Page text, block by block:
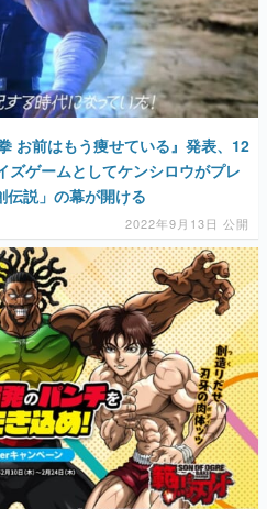
お前はもう痩せている』発表、12
ズゲームとしてケンシロウがプレ
伝説」の幕が開ける
2022年9月13日 公開